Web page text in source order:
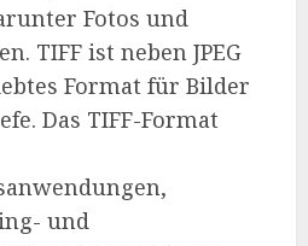
Fotos und
TIFF ist neben JPEG
Format für Bilder
Das TIFF-Format
und